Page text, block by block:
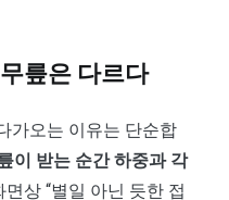
릎은 다르다
가오는 이유는 단순합
이 받는 순간 하중과 각
상 “별일 아닌 듯한 접